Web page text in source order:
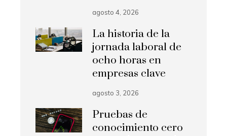
agosto 4, 2026
La historia de la
jornada laboral de
ocho horas en
empresas clave
agosto 3, 2026
Pruebas de
conocimiento cero